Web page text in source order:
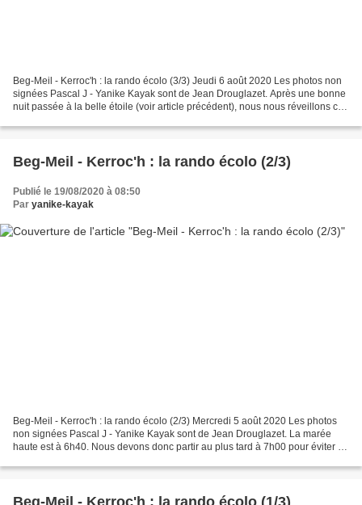
Beg-Meil - Kerroc'h : la rando écolo (3/3) Jeudi 6 août 2020 Les photos non
signées Pascal J - Yanike Kayak sont de Jean Drouglazet. Après une bonne
nuit passée à la belle étoile (voir article précédent), nous nous réveillons ce
Beg-Meil - Kerroc'h : la rando écolo (2/3)
Publié le 19/08/2020 à 08:50
Par yanike-kayak
Beg-Meil - Kerroc'h : la rando écolo (2/3) Mercredi 5 août 2020 Les photos
non signées Pascal J - Yanike Kayak sont de Jean Drouglazet. La marée
haute est à 6h40. Nous devons donc partir au plus tard à 7h00 pour éviter de
Beg-Meil - Kerroc'h : la rando écolo (1/3)